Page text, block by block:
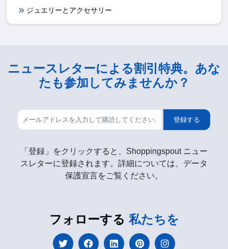
ジュエリーとアクセサリー
ニュースレターによる割引特典。あな
たも参加してみませんか？
登録する
「登録」をクリックすると、Shoppingspout ニュー
スレターに登録されます。詳細については、データ
保護宣言をご覧ください。
フォローする 私たちを